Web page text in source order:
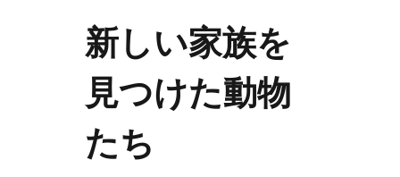
新しい家族を
見つけた動物
たち